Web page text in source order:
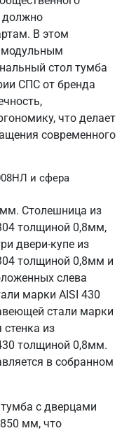
должно
В этом
модульным
стол тумба
СПС от бренда
что делает
современного
и сфера
Столешница из
толщиной 0,8мм,
двери-купе из
толщиной 0,8мм и
слева
марки AISI 430
стали марки
из
толщиной 0,8мм.
в собранном
с дверцами
мм, что